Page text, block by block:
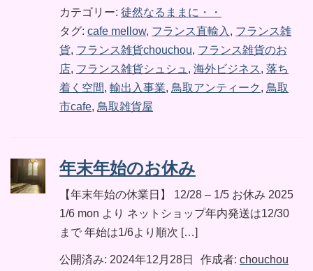
カテゴリー: 徒然なるままに・・
タグ: cafe mellow, フランス直輸入 , フランス雑
貨, フランス雑貨chouchou, フランス雑貨のお
店, フランス雑貨シュシュ , 海外ビジネス, 落ち
着く空間, 輸出入事業, 鳥取アンティーク , 鳥取
市cafe, 鳥取雑貨屋
年末年始のお休み
【年末年始の休業日】 12/28 – 1/5 お休み 2025
1/6 mon より ネットショップ年内発送は12/30
まで 年始は1/6より順次 […]
公開済み: 2024年12月28日 作成者: chouchou